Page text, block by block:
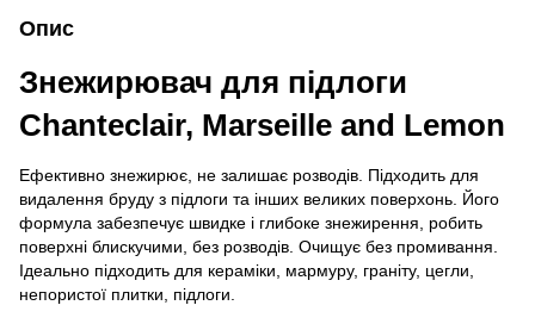
Опис
Знежирювач для підлоги
Chanteclair, Marseille and Lemon
Ефективно знежирює, не залишає розводів. Підходить для
видалення бруду з підлоги та інших великих поверхонь. Його
формула забезпечує швидке і глибоке знежирення, робить
поверхні блискучими, без розводів. Очищує без промивання.
Ідеально підходить для кераміки, мармуру, граніту, цегли,
непористої плитки, підлоги.